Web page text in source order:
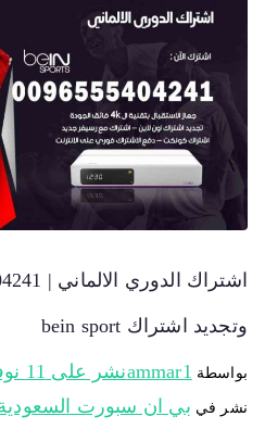
وتجديد اشتراك bein sport
بواسطة ammar1نشر على 11 نوفمبر، 2020
نشر في بي ان سبورت